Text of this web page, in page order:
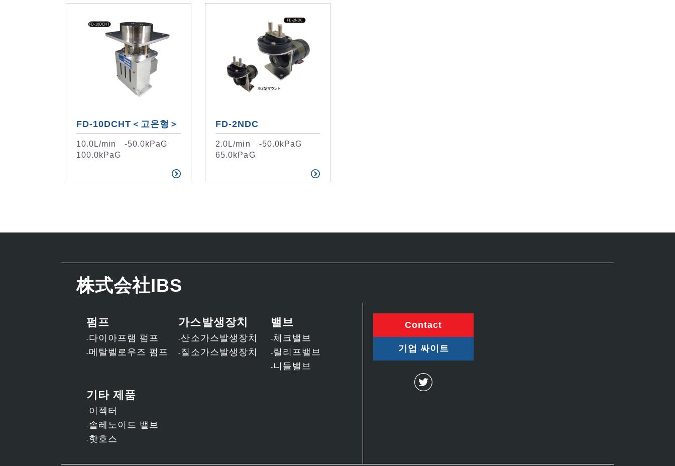
FD-10DCHT＜고온형＞
10.0L/min -50.0kPaG
100.0kPaG
FD-2NDC
2.0L/min -50.0kPaG
65.0kPaG
株式会社IBS
펌프
다이아프램 펌프
메탈벨로우즈 펌프
가스발생장치
산소가스발생장치
질소가스발생장치
밸브
체크밸브
릴리프밸브
니들밸브
기타 제품
이젝터
솔레노이드 밸브
핫호스
Contact
기업 싸이트